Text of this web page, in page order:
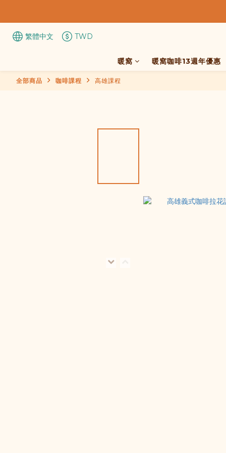
繁體中文 TWD
暖窩 暖窩咖啡13週年優惠
全部商品 咖啡課程 高雄課程